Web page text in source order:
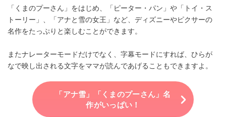
「くまのプーさん」をはじめ、「ピーター・パン」や「トイ・ス
トーリー」、「アナと雪の女王」など、ディズニーやピクサーの
名作をたっぷりと楽しむことができます。
またナレーターモードだけでなく、字幕モードにすれば、ひらが
なで映し出される文字をママが読んであげることもできますよ。
「アナ雪」「くまのプーさん」名
作がいっぱい！